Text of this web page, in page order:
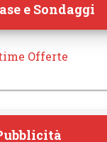
e Sondaggi
Offerte